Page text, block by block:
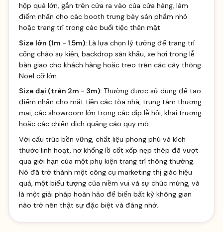
hộp quà lớn, gắn trên cửa ra vào của cửa hàng, làm
điểm nhấn cho các booth trưng bày sản phẩm nhỏ
hoặc trang trí trong các buổi tiệc thân mật.
Size lớn (1m - 1.5m):Là lựa chọn lý tưởng để trang trí
cổng chào sự kiện, backdrop sân khấu, xe hơi trong lễ
bàn giao cho khách hàng hoặc treo trên các cây thông
Noel cỡ lớn.
Size đại (trên 2m - 3m):Thường được sử dụng để tạo
điểm nhấn cho mặt tiền các tòa nhà, trung tâm thương
mại, các showroom lớn trong các dịp lễ hội, khai trương
hoặc các chiến dịch quảng cáo quy mô.
Với cấu trúc bền vững, chất liệu phong phú và kích
thước linh hoạt, nơ khổng lồ cốt xốp nẹp thép đã vượt
qua giới hạn của một phụ kiện trang trí thông thường.
Nó đã trở thành một công cụ marketing thị giác hiệu
quả, một biểu tượng của niềm vui và sự chúc mừng, và
là một giải pháp hoàn hảo để biến bất kỳ không gian
nào trở nên thật sự đặc biệt và đáng nhớ.